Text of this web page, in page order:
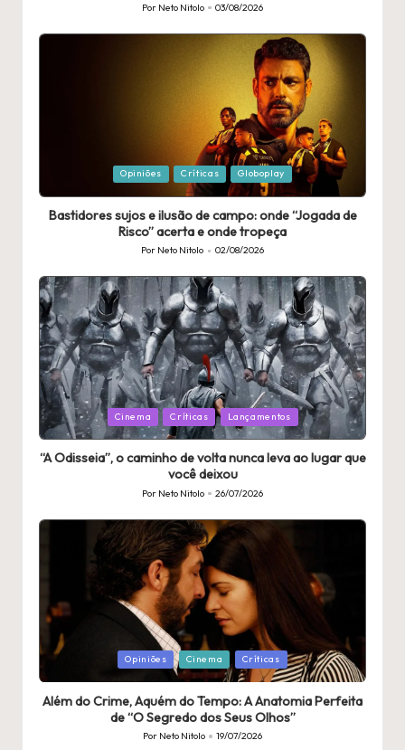
Publicado
Por Neto Nitolo 03/08/2026
Opiniões Críticas Globoplay
Bastidores sujos e ilusão de campo: onde “Jogada de
Risco” acerta e onde tropeça
Publicado
por
Por Neto Nitolo 02/08/2026
Publicado
em
Cinema Críticas Lançamentos
“A Odisseia”, o caminho de volta nunca leva ao lugar que
você deixou
Publicado
Por Neto Nitolo 26/07/2026
Publicado
Opiniões Cinema Críticas
Além do Crime, Aquém do Tempo: A Anatomia Perfeita
de “O Segredo dos Seus Olhos”
Publicado
Por Neto Nitolo 19/07/2026